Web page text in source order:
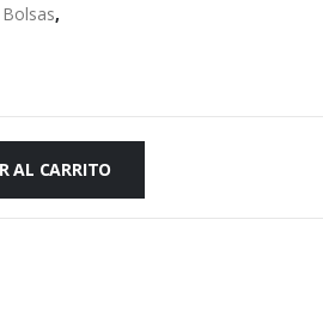
Bolsas,
AL CARRITO